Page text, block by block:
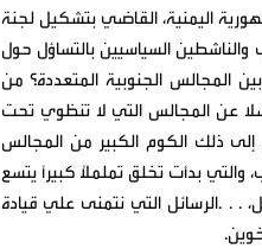
اليمنية، القاضي بتشكيل لجنة
السياسيين بالتساؤل حول
المجالس الجنوبية المتعددة؟ من
عن المجالس التي لا تنظوي تحت
ذلك الكوم الكبير من المجالس
بدأت تخلق تململاً كبيراً يتسع
. . .الرسائل التي نتمنى علي قيادة